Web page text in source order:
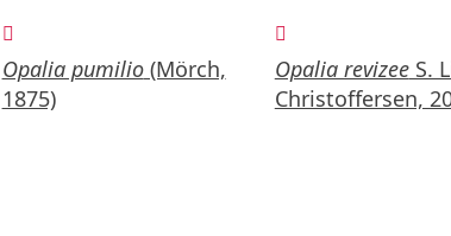
Opalia pumilio(Mörch,
1875)
Opalia revizeeS.
Christoffersen,